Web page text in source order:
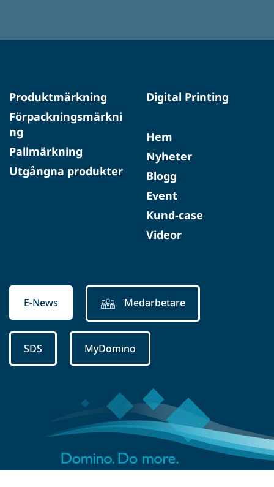
Produktmärkning
Förpackningsmärkni
ng
Pallmärkning
Utgångna produkter
Digital Printing
Hem
Nyheter
Blogg
Event
Kund-case
Videor
E-News Medarbetare
SDS MyDomino